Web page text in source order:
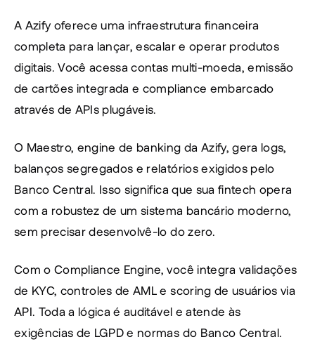
A Azify oferece uma infraestrutura financeira
completa para lançar, escalar e operar produtos
digitais. Você acessa contas multi-moeda, emissão
de cartões integrada e compliance embarcado
através de APIs plugáveis.
O Maestro, engine de banking da Azify, gera logs,
balanços segregados e relatórios exigidos pelo
Banco Central. Isso significa que sua fintech opera
com a robustez de um sistema bancário moderno,
sem precisar desenvolvê-lo do zero.
Com o Compliance Engine, você integra validações
de KYC, controles de AML e scoring de usuários via
API. Toda a lógica é auditável e atende às
exigências de LGPD e normas do Banco Central.